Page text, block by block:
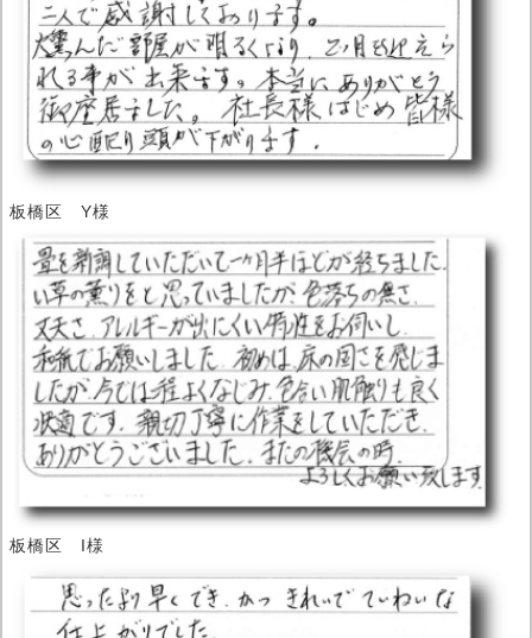
板橋区 Y様
板橋区 I様